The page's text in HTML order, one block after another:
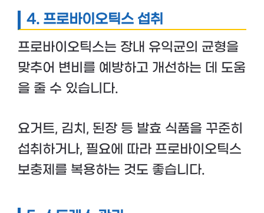
4. 프로바이오틱스 섭취
프로바이오틱스는 장내 유익균의 균형을
맞추어 변비를 예방하고 개선하는 데 도움
을 줄 수 있습니다.
요거트, 김치, 된장 등 발효 식품을 꾸준히
섭취하거나, 필요에 따라 프로바이오틱스
보충제를 복용하는 것도 좋습니다.